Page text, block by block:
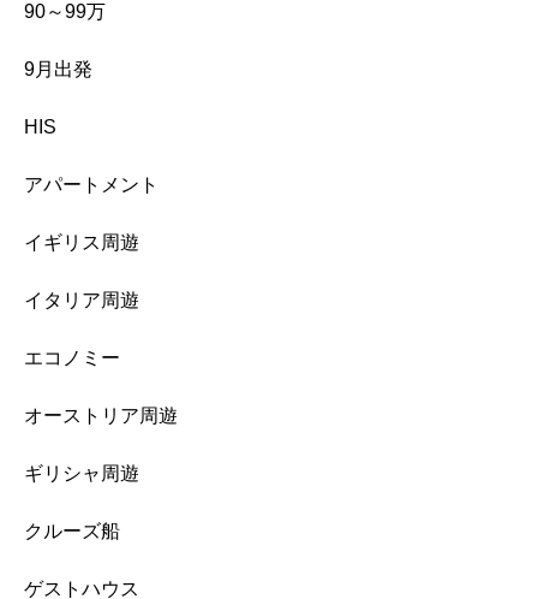
90～99万
9月出発
HIS
アパートメント
イギリス周遊
イタリア周遊
エコノミー
オーストリア周遊
ギリシャ周遊
クルーズ船
ゲストハウス